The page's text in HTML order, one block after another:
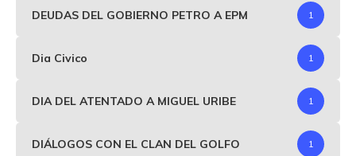
DEUDAS DEL GOBIERNO PETRO A EPM 1
Dia Civico 1
DIA DEL ATENTADO A MIGUEL URIBE 1
DIÁLOGOS CON EL CLAN DEL GOLFO 1